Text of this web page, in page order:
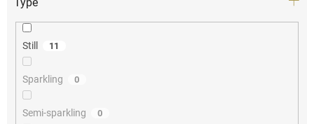
Type
Still 11
Sparkling 0
Semi-sparkling 0